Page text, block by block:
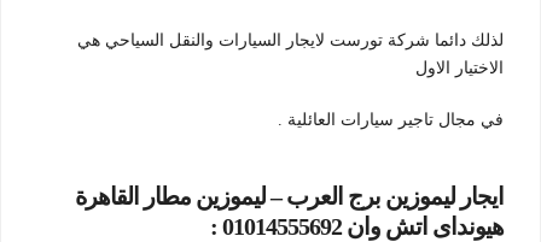
لذلك دائما شركة تورست لايجار السيارات والنقل السياحي هي
الاختيار الاول
في مجال تاجير سيارات العائلية .
ايجار ليموزين برج العرب – ليموزين مطار القاهرة
هيونداى اتش وان 01014555692 :